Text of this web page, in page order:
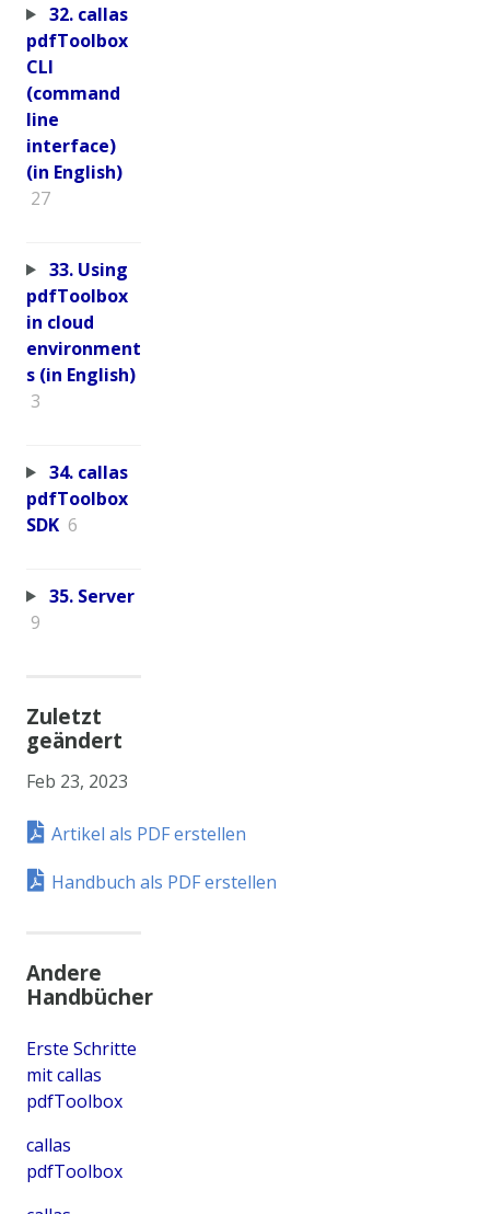
32. callas
pdfToolbox
CLI
(command
line
interface)
(in English)
27
33. Using
pdfToolbox
in cloud
environment
s (in English)
3
34. callas
pdfToolbox
SDK 6
35. Server
9
Zuletzt
geändert
Feb 23, 2023
Artikel als PDF erstellen
Handbuch als PDF erstellen
Andere
Handbücher
Erste Schritte
mit callas
pdfToolbox
callas
pdfToolbox